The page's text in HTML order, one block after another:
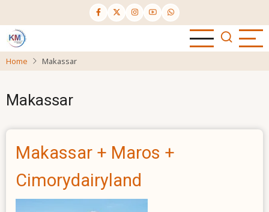
to
main
content
Home Makassar
Makassar
Makassar + Maros +
Cimorydairyland